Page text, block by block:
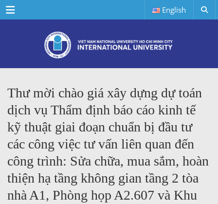
Menu English
Thư mời chào giá xây dựng dự toán
dịch vụ Thẩm định báo cáo kinh tế
kỹ thuật giai đoạn chuẩn bị đầu tư
các công việc tư vấn liên quan đến
công trình: Sửa chữa, mua sắm, hoàn
thiện hạ tầng không gian tầng 2 tòa
nhà A1, Phòng họp A2.607 và Khu